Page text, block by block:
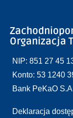
Organizacja
NIP: 851 27 45
Konto: 53 1240
Bank PeKaO
Deklaracja